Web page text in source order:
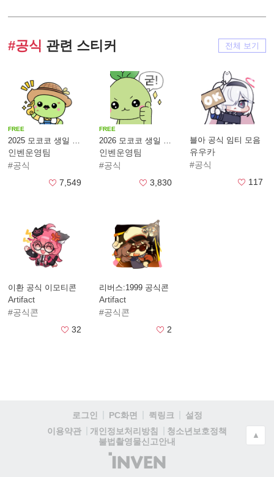
#공식 관련 스티커 전체 보기
FREE
2025 모코코 생일 스티커
인벤운영팀
#공식
7,549
FREE
2026 모코코 생일 스티커
인벤운영팀
#공식
3,830
블아 공식 임티 모음
유우카
#공식
117
이환 공식 이모티콘
Artifact
#공식콘
32
리버스:1999 공식콘
Artifact
#공식콘
2
로그인 PC화면 퀵링크
설정
이용약관
개인정보처리방침
청소년보호정책
불법촬영물신고안내
(주)
인
▲